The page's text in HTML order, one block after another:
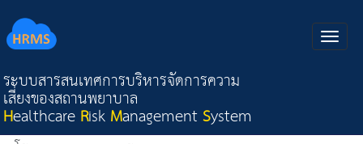
ระบบสารสนเทศการบริหารจัดการความ
เสี่ยงของสถานพยาบาล
Healthcare Risk ManagementSystem